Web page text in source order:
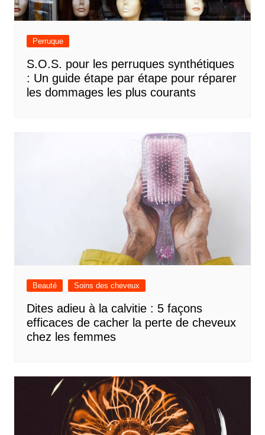
Perruque
S.O.S. pour les perruques synthétiques
: Un guide étape par étape pour réparer
les dommages les plus courants
Beauté Soins des cheveux
Dites adieu à la calvitie : 5 façons
efficaces de cacher la perte de cheveux
chez les femmes